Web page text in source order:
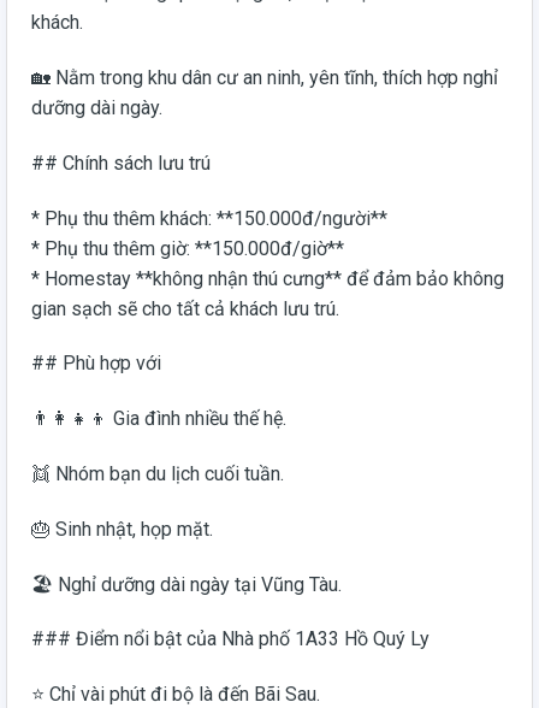
khách.
🏡 Nằm trong khu dân cư an ninh, yên tĩnh, thích hợp nghỉ
dưỡng dài ngày.
## Chính sách lưu trú
* Phụ thu thêm khách: **150.000đ/người**
* Phụ thu thêm giờ: **150.000đ/giờ**
* Homestay **không nhận thú cưng** để đảm bảo không
gian sạch sẽ cho tất cả khách lưu trú.
## Phù hợp với
👨‍👩‍👧‍👦 Gia đình nhiều thế hệ.
👯 Nhóm bạn du lịch cuối tuần.
🎂 Sinh nhật, họp mặt.
🏖️ Nghỉ dưỡng dài ngày tại Vũng Tàu.
### Điểm nổi bật của Nhà phố 1A33 Hồ Quý Ly
⭐ Chỉ vài phút đi bộ là đến Bãi Sau.